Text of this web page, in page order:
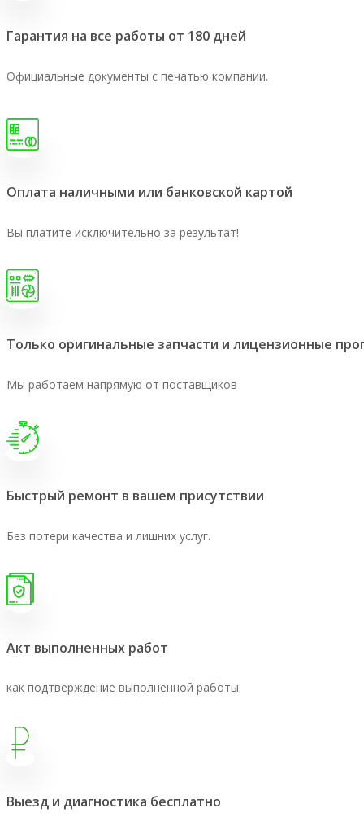
Гарантия на все работы от 180 дней
Официальные документы с печатью компании.
Оплата наличными или банковской картой
Вы платите исключительно за результат!
Только оригинальные запчасти и лицензионные
Мы работаем напрямую от поставщиков
Быстрый ремонт в вашем присутствии
Без потери качества и лишних услуг.
Акт выполненных работ
как подтверждение выполненной работы.
Выезд и диагностика бесплатно